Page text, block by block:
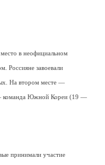
в неофициальном
Россияне завоевали
На втором месте —
команда Южной Кореи (19 —
принимали участие